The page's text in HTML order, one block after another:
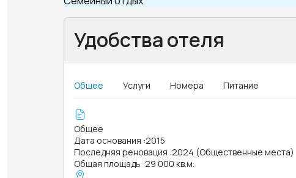
Удобства отеля
Общее Услуги Номера Питание
Общее
Дата основания :2015
Последняя реновация :2024 (Общественные места)
Общая площадь :29 000 кв.м.